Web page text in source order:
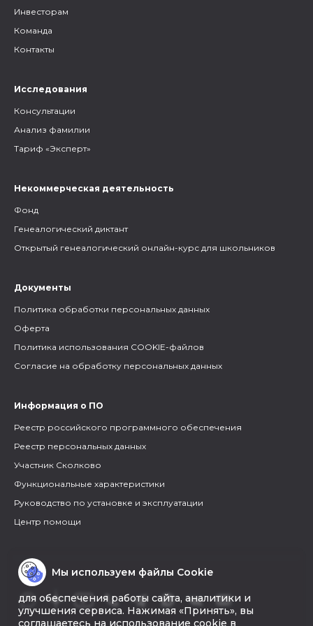
Инвесторам
Команда
Контакты
Исследования
Консультации
Анализ фамилии
Тариф «Эксперт»
Некоммерческая деятельность
Фонд
Генеалогический диктант
Открытый генеалогический онлайн-курс для школьников
Документы
Политика обработки персональных данных
Оферта
Политика использования COOKIE-файлов
Согласие на обработку персональных данных
Информация о ПО
Реестр российского программного обеспечения
Реестр персональных данных
Участник Сколково
Функциональные характеристики
Руководство по установке и эксплуатации
Центр помощи
Мы используем файлы Cookie
для обеспечения работы сайта, аналитики и
улучшения сервиса. Нажимая «Принять», вы
соглашаетесь на использование cookie в